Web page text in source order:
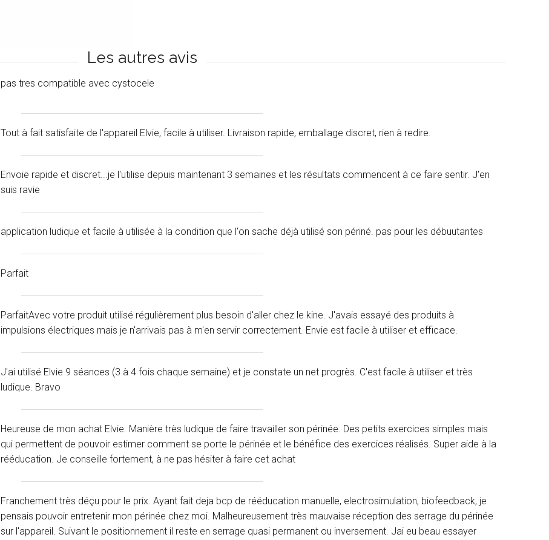
Les autres avis
pas tres compatible avec cystocele
Tout à fait satisfaite de l'appareil Elvie, facile à utiliser. Livraison rapide, emballage discret, rien à redire.
Envoie rapide et discret...je l'utilise depuis maintenant 3 semaines et les résultats commencent à ce faire sentir. J'en
suis ravie
application ludique et facile à utilisée à la condition que l'on sache déjà utilisé son périné. pas pour les débuutantes
Parfait
ParfaitAvec votre produit utilisé régulièrement plus besoin d'aller chez le kine. J'avais essayé des produits à
impulsions électriques mais je n'arrivais pas à m'en servir correctement. Envie est facile à utiliser et efficace.
J'ai utilisé Elvie 9 séances (3 à 4 fois chaque semaine) et je constate un net progrès. C'est facile à utiliser et très
ludique. Bravo
Heureuse de mon achat Elvie. Manière très ludique de faire travailler son périnée. Des petits exercices simples mais
qui permettent de pouvoir estimer comment se porte le périnée et le bénéfice des exercices réalisés. Super aide à la
rééducation. Je conseille fortement, à ne pas hésiter à faire cet achat
Franchement très déçu pour le prix. Ayant fait deja bcp de rééducation manuelle, electrosimulation, biofeedback, je
pensais pouvoir entretenir mon périnée chez moi. Malheureusement très mauvaise réception des serrage du périnée
sur l'appareil. Suivant le positionnement il reste en serrage quasi permanent ou inversement. Jai eu beau essayer